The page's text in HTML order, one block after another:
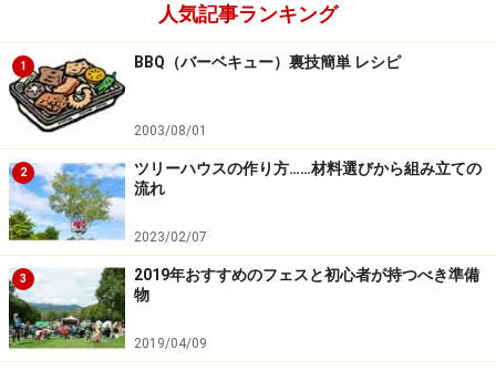
人気記事ランキング
1 BBQ（バーベキュー）裏技簡単 レシピ
2003/08/01
2
ツリーハウスの作り方……材料選びから組み立ての
流れ
2023/02/07
3
2019年おすすめのフェスと初心者が持つべき準備
物
2019/04/09